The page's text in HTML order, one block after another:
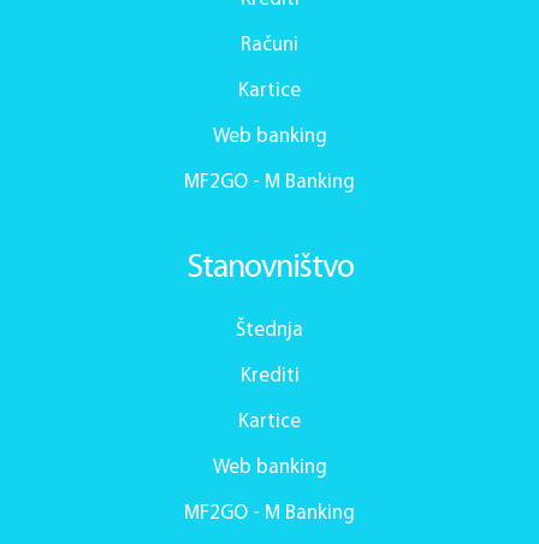
Računi
Kartice
Web banking
MF2GO - M Banking
Stanovništvo
Štednja
Krediti
Kartice
Web banking
MF2GO - M Banking